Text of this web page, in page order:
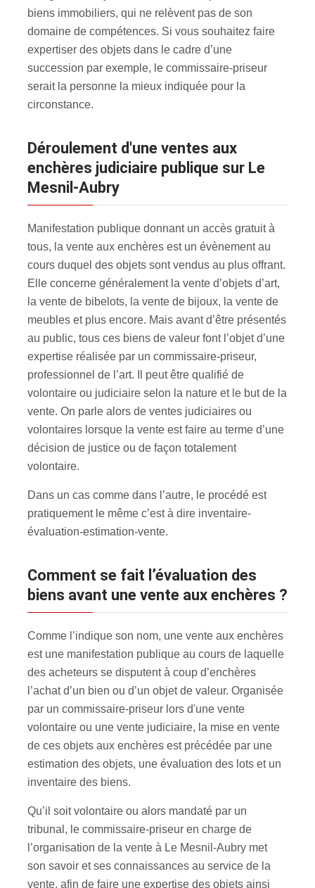
biens immobiliers, qui ne relèvent pas de son
domaine de compétences. Si vous souhaitez faire
expertiser des objets dans le cadre d’une
succession par exemple, le commissaire-priseur
serait la personne la mieux indiquée pour la
circonstance.
Déroulement d'une ventes aux
enchères judiciaire publique sur Le
Mesnil-Aubry
Manifestation publique donnant un accès gratuit à
tous, la vente aux enchères est un évènement au
cours duquel des objets sont vendus au plus offrant.
Elle concerne généralement la vente d’objets d’art,
la vente de bibelots, la vente de bijoux, la vente de
meubles et plus encore. Mais avant d’être présentés
au public, tous ces biens de valeur font l’objet d’une
expertise réalisée par un commissaire-priseur,
professionnel de l’art. Il peut être qualifié de
volontaire ou judiciaire selon la nature et le but de la
vente. On parle alors de ventes judiciaires ou
volontaires lorsque la vente est faire au terme d’une
décision de justice ou de façon totalement
volontaire.
Dans un cas comme dans l’autre, le procédé est
pratiquement le même c’est à dire inventaire-
évaluation-estimation-vente.
Comment se fait l’évaluation des
biens avant une vente aux enchères ?
Comme l’indique son nom, une vente aux enchères
est une manifestation publique au cours de laquelle
des acheteurs se disputent à coup d’enchères
l’achat d’un bien ou d’un objet de valeur. Organisée
par un commissaire-priseur lors d'une vente
volontaire ou une vente judiciaire, la mise en vente
de ces objets aux enchères est précédée par une
estimation des objets, une évaluation des lots et un
inventaire des biens.
Qu’il soit volontaire ou alors mandaté par un
tribunal, le commissaire-priseur en charge de
l’organisation de la vente à Le Mesnil-Aubry met
son savoir et ses connaissances au service de la
vente, afin de faire une expertise des objets ainsi